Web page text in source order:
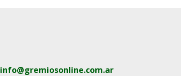
info@gremiosonline.com.ar